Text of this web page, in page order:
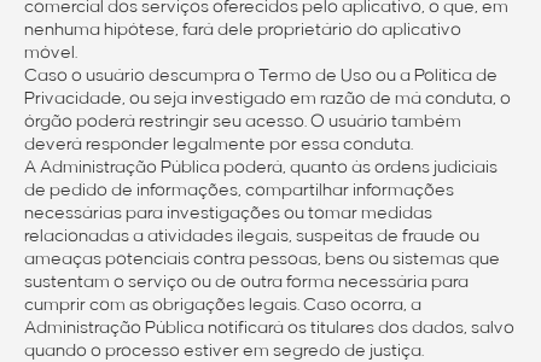
comercial dos serviços oferecidos pelo aplicativo, o que, em
nenhuma hipótese, fará dele proprietário do aplicativo
móvel.
Caso o usuário descumpra o Termo de Uso ou a Política de
Privacidade, ou seja investigado em razão de má conduta, o
órgão poderá restringir seu acesso. O usuário também
deverá responder legalmente por essa conduta.
A Administração Pública poderá, quanto às ordens judiciais
de pedido de informações, compartilhar informações
necessárias para investigações ou tomar medidas
relacionadas a atividades ilegais, suspeitas de fraude ou
ameaças potenciais contra pessoas, bens ou sistemas que
sustentam o serviço ou de outra forma necessária para
cumprir com as obrigações legais. Caso ocorra, a
Administração Pública notificará os titulares dos dados, salvo
quando o processo estiver em segredo de justiça.